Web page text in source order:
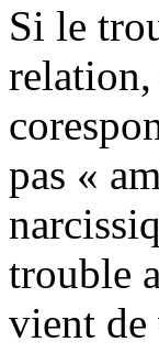
Si le
relation,
pas «
trouble
vient de